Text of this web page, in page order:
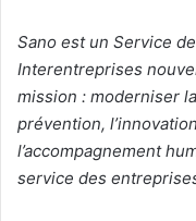
Sano est un Service
Interentreprises
mission : moderniser
prévention,
l’accompagnement
service des